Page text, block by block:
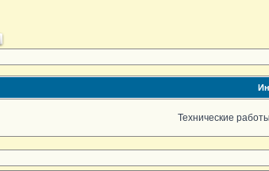
Технические